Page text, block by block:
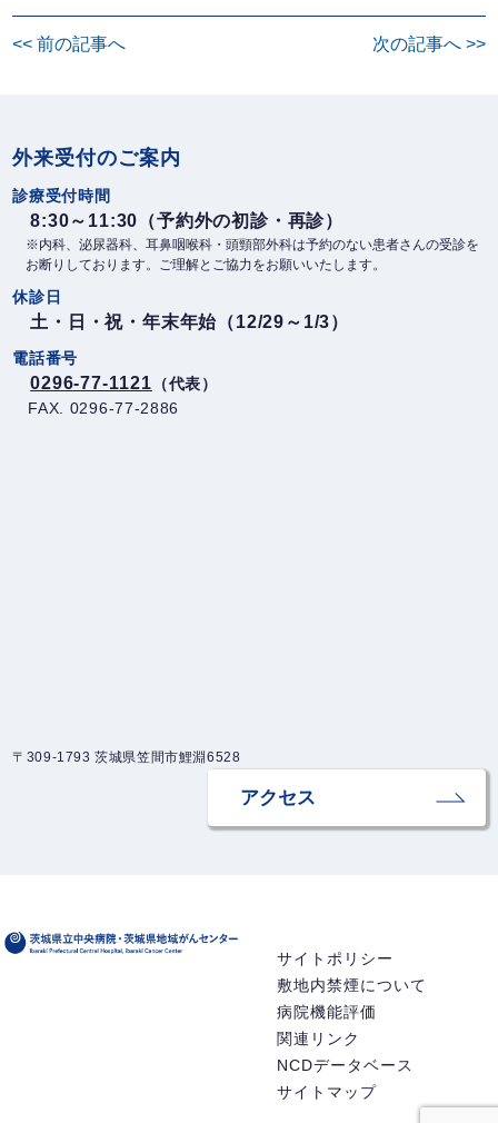
ゲ
ー
シ
ョ
ン
<< 前の記事へ 次の記事へ >>
外来受付のご案内
診療受付時間
8:30～11:30（予約外の初診・再診）
※内科、泌尿器科、耳鼻咽喉科・頭頸部外科は予約のない患者さんの受診を
お断りしております。ご理解とご協力をお願いいたします。
休診日
土・日・祝・年末年始（12/29～1/3）
電話番号
0296-77-1121 （代表）
FAX. 0296-77-2886
〒309-1793 茨城県笠間市鯉淵6528
アクセス
サイトポリシー
敷地内禁煙について
病院機能評価
関連リンク
NCDデータベース
サイトマップ